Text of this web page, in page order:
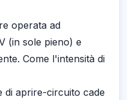
operata ad
(in sole pieno) e
Come l'intensità di
di aprire-circuito cade